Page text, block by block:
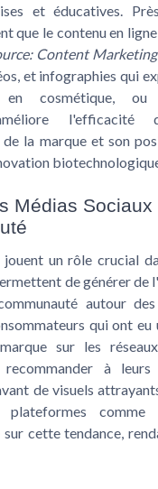
et éducatives.
que le contenu en
Content
et infographies qui
en cosmétique,
l'efficacité
la marque et son
Médias Sociaux
jouent un rôle crucial
degénérer de
autour
qui ont eu
sur les
à
de visuels
comme
cette tendance,